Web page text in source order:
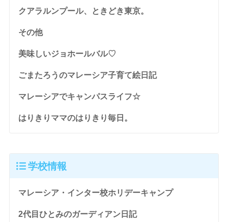
クアラルンプール、ときどき東京。
その他
美味しいジョホールバル♡
ごまたろうのマレーシア子育て絵日記
マレーシアでキャンパスライフ☆
はりきりママのはりきり毎日。
学校情報
マレーシア・インター校ホリデーキャンプ
2代目ひとみのガーディアン日記